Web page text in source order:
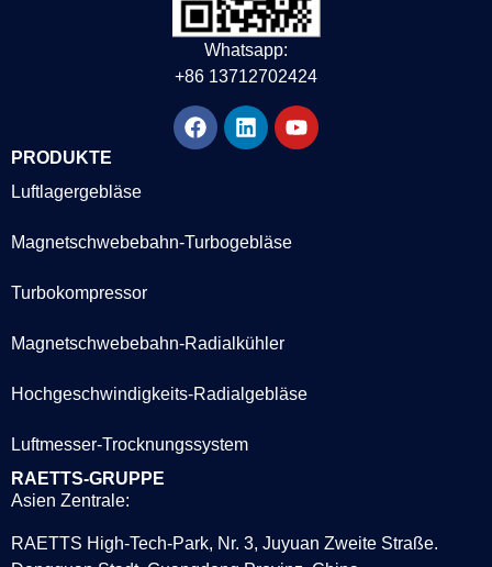
Whatsapp:
+86 13712702424
PRODUKTE
Luftlagergebläse
Magnetschwebebahn-Turbogebläse
Turbokompressor
Magnetschwebebahn-Radialkühler
Hochgeschwindigkeits-Radialgebläse
Luftmesser-Trocknungssystem
RAETTS-GRUPPE
Asien Zentrale:
RAETTS High-Tech-Park, Nr. 3, Juyuan Zweite Straße.